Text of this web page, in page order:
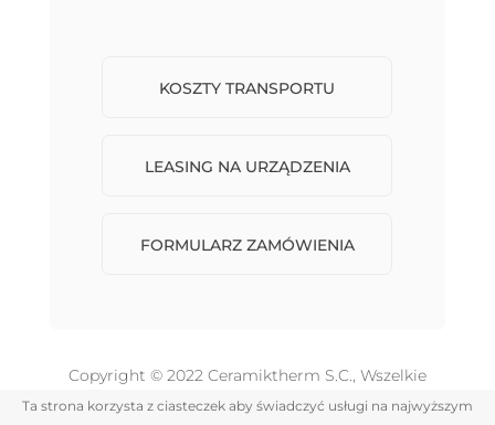
KOSZTY TRANSPORTU
LEASING NA URZĄDZENIA
FORMULARZ ZAMÓWIENIA
Copyright ©2022 Ceramiktherm S.C., Wszelkie
prawa zastrzeżone.
Ta strona korzysta z ciasteczek aby świadczyć usługi na najwyższym